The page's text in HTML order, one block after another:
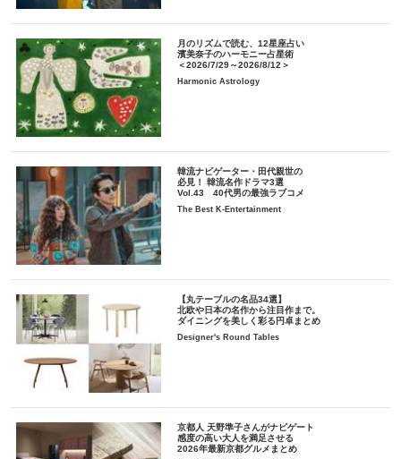
月のリズムで読む、12星座占い
濱美奈子のハーモニー占星術
＜2026/7/29～2026/8/12＞
Harmonic Astrology
韓流ナビゲーター・田代親世の
必見！ 韓流名作ドラマ3選
Vol.43 40代男の最強ラブコメ
The Best K-Entertainment
【丸テーブルの名品34選】
北欧や日本の名作から注目作まで。
ダイニングを美しく彩る円卓まとめ
Designer's Round Tables
京都人 天野準子さんがナビゲート
感度の高い大人を満足させる
2026年最新京都グルメまとめ